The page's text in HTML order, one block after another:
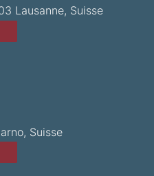
Lausanne, Suisse
Suisse